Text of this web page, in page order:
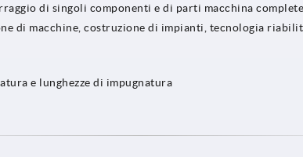
di singoli componenti e di parti macchina complete
di macchine, costruzione di impianti, tecnologia
e lunghezze di impugnatura